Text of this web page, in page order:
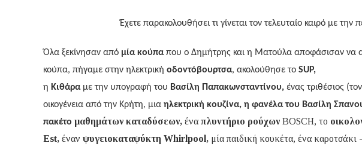
Έχετε παρακολουθήσει τι γίνεται τον τελευταίο καιρό με την
Όλα ξεκίνησαν από μία κούπαπου ο Δημήτρης και η Ματούλα αποφάσισαν να
κούπα, πήγαμε στην ηλεκτρική οδοντόβουρτσα, ακολούθησε το SUP,
η Κιθάρα με την υπογραφή του Βασίλη Παπακωνσταντίνου, ένας τριθέσιος
οικογένεια από την Κρήτη, μια ηλεκτρική κουζίνα, η φανέλα του Βασίλη
πακέτο μαθημάτων καταδύσεων, ένα πλυντήριο ρούχων BOSCH, το
Est, έναν ψυγειοκαταψύκτη Whirlpool, μία παιδική κουκέτα, ένα